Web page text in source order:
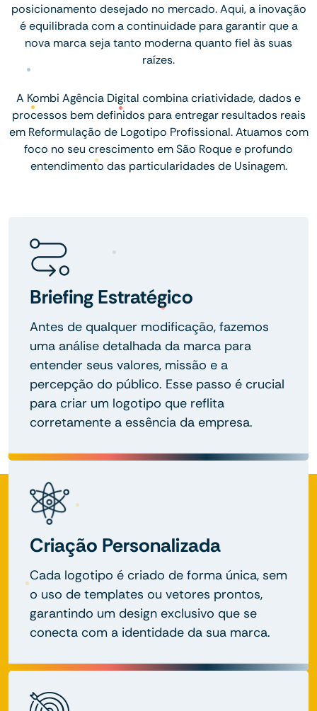
posicionamento desejado no mercado. Aqui, a inovação
é equilibrada com a continuidade para garantir que a
nova marca seja tanto moderna quanto fiel às suas
raízes.
A Kombi Agência Digital combina criatividade, dados e
processos bem definidos para entregar resultados reais
em Reformulação de Logotipo Profissional. Atuamos com
foco no seu crescimento em São Roque e profundo
entendimento das particularidades de Usinagem.
Briefing Estratégico
Antes de qualquer modificação, fazemos
uma análise detalhada da marca para
entender seus valores, missão e a
percepção do público. Esse passo é crucial
para criar um logotipo que reflita
corretamente a essência da empresa.
Criação Personalizada
Cada logotipo é criado de forma única, sem
o uso de templates ou vetores prontos,
garantindo um design exclusivo que se
conecta com a identidade da sua marca.